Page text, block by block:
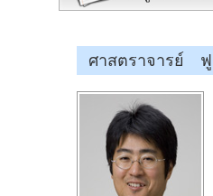
ศาสตราจารย์